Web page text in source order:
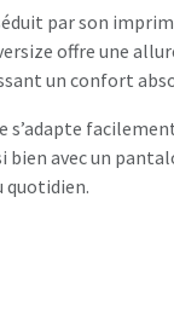
par son
offre une
un confort
s’adapte
avec un
quotidien.